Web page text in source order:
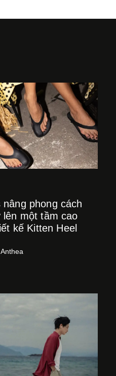
nâng phong cách
lên một tầm cao
kế Kitten Heel